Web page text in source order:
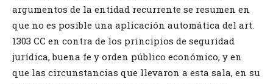
argumentos de la entidad recurrente se resumen en
que no es posible una aplicación automática del art.
1303 CC en contra de los principios de seguridad
jurídica, buena fe y orden público económico, y en
que las circunstancias que llevaron a esta sala, en su